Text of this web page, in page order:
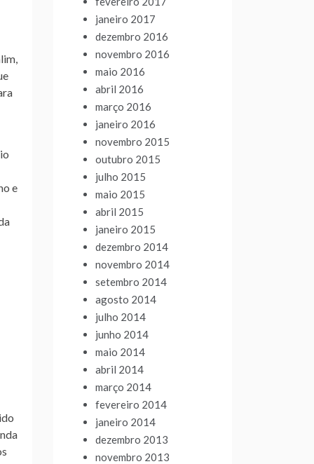
e
janeiro 2017
dezembro 2016
novembro 2016
maio 2016
abril 2016
março 2016
janeiro 2016
novembro 2015
outubro 2015
julho 2015
maio 2015
abril 2015
janeiro 2015
dezembro 2014
novembro 2014
setembro 2014
agosto 2014
julho 2014
junho 2014
maio 2014
abril 2014
março 2014
fevereiro 2014
janeiro 2014
dezembro 2013
novembro 2013